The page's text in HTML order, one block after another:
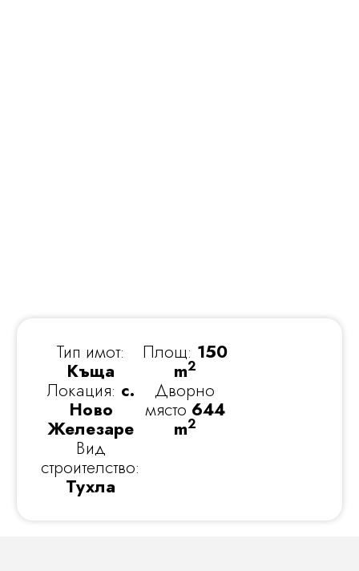
Тип имот:
Къща
Локация: с.
Ново
Железаре
Вид
строителство:
Тухла
Площ: 150
m2
Дворно
място 644
m2